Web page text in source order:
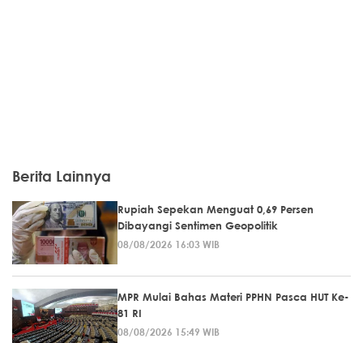
Berita Lainnya
Rupiah Sepekan Menguat 0,69 Persen
Dibayangi Sentimen Geopolitik
08/08/2026 16:03 WIB
MPR Mulai Bahas Materi PPHN Pasca HUT Ke-
81 RI
08/08/2026 15:49 WIB